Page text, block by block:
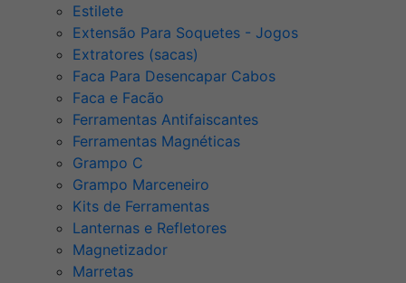
Estilete
Extensão Para Soquetes - Jogos
Extratores (sacas)
Faca Para Desencapar Cabos
Faca e Facão
Ferramentas Antifaiscantes
Ferramentas Magnéticas
Grampo C
Grampo Marceneiro
Kits de Ferramentas
Lanternas e Refletores
Magnetizador
Marretas